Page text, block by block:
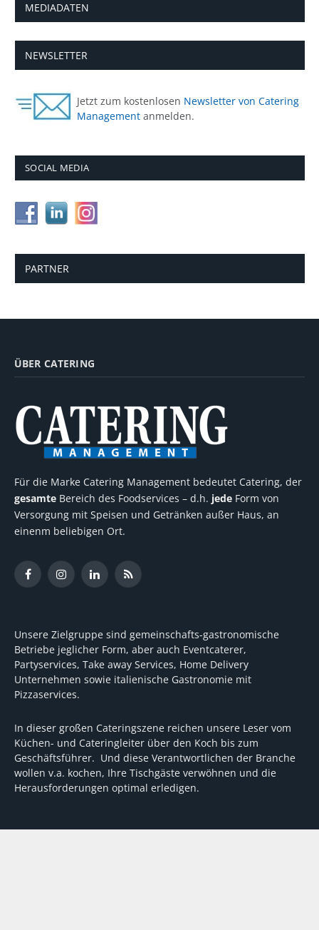
MEDIADATEN
NEWSLETTER
Jetzt zum kostenlosen Newsletter von Catering
Management anmelden.
SOCIAL MEDIA
PARTNER
ÜBER CATERING
Für die Marke Catering Management bedeutet Catering, der
gesamte Bereich des Foodservices – d.h. jede Form von
Versorgung mit Speisen und Getränken außer Haus, an
einenm beliebigen Ort.
FacebookInstagramLinkedInRSS
Unsere Zielgruppe sind gemeinschafts-gastronomische
Betriebe jeglicher Form, aber auch Eventcaterer,
Partyservices, Take away Services, Home Delivery
Unternehmen sowie italienische Gastronomie mit
Pizzaservices.
In dieser großen Cateringszene reichen unsere Leser vom
Küchen- und Cateringleiter über den Koch bis zum
Geschäftsführer. Und diese Verantwortlichen der Branche
wollen v.a. kochen, Ihre Tischgäste verwöhnen und die
Herausforderungen optimal erledigen.